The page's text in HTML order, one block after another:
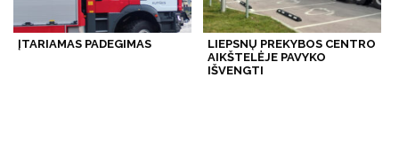
ĮTARIAMAS PADEGIMAS
LIEPSNŲ PREKYBOS CENTRO
AIKŠTELĖJE PAVYKO
IŠVENGTI